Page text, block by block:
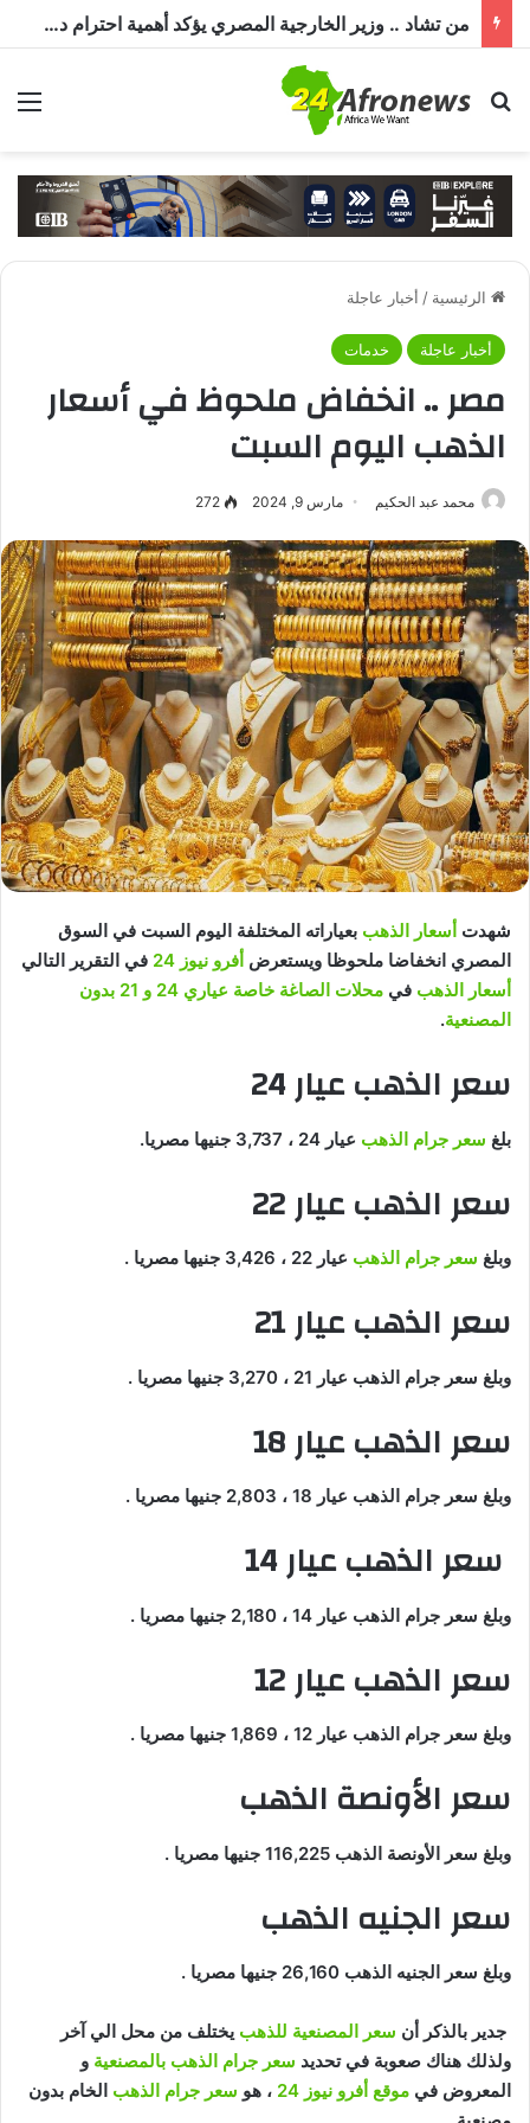
من تشاد .. وزير الخارجية المصري يؤكد أهمية احترام دول الجوار لسيادة السودان وأمنه وعدم التدخل في شؤونه الداخلية
بحث عن
الرئيسية / أخبار عاجلة
أخبار عاجلة خدمات
مصر .. انخفاض ملحوظ في أسعار
الذهب اليوم السبت
محمد عبد الحكيم مارس 9, 2024 272
شهدت أسعار الذهب بعياراته المختلفة اليوم السبت في السوق
المصري انخفاضا ملحوظا ويستعرض أفرو نيوز 24
في التقرير التالي
أسعار الذهب في
محلات الصاغة خاصة عياري 24 و 21 بدون
المصنعية.
سعر الذهب عيار 24
بلغ سعر جرام الذهب عيار 24 ، 3,737 جنيها مصريا.
سعر الذهب عيار 22
وبلغ سعر جرام الذهب عيار 22 ، 3,426 جنيها مصريا .
سعر الذهب عيار 21
وبلغ سعر جرام الذهب عيار 21 ، 3,270 جنيها مصريا .
سعر الذهب عيار 18
وبلغ سعر جرام الذهب عيار 18 ، 2,803 جنيها مصريا .
سعر الذهب عيار 14
وبلغ سعر جرام الذهب عيار 14 ، 2,180 جنيها مصريا .
سعر الذهب عيار 12
وبلغ سعر جرام الذهب عيار 12 ، 1,869 جنيها مصريا .
سعر الأونصة الذهب
وبلغ سعر الأونصة الذهب 116,225 جنيها مصريا .
سعر الجنيه الذهب
وبلغ سعر الجنيه الذهب 26,160 جنيها مصريا .
جدير بالذكر أن سعر المصنعية للذهب يختلف من محل الي آخر
ولذلك هناك صعوبة في تحديد سعر جرام الذهب بالمصنعية و
المعروض في موقع أفرو نيوز 24 ، هو سعر جرام الذهب الخام بدون